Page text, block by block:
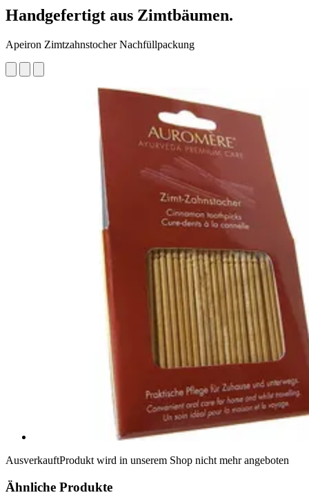
Handgefertigt aus Zimtbäumen.
Apeiron Zimtzahnstocher Nachfüllpackung
AusverkauftProdukt wird in unserem Shop nicht mehr angeboten
Ähnliche Produkte